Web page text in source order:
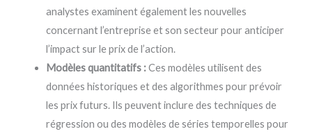
analystes examinent également les nouvelles
concernant l’entreprise et son secteur pour anticiper
l’impact sur le prix de l’action.
Modèles quantitatifs :Ces modèles utilisent des
données historiques et des algorithmes pour prévoir
les prix futurs. Ils peuvent inclure des techniques de
régression ou des modèles de séries temporelles pour